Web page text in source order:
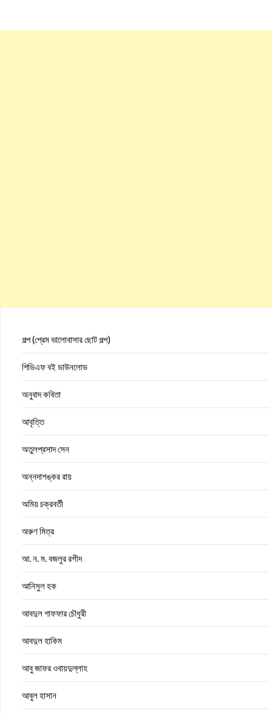
গল্প (প্রেম ভালোবাসার ছোট গল্প)
পিডিএফ বই ডাউনলোড
অনুবাদ কবিতা
আবৃত্তি
অতুলপ্রসাদ সেন
অন্নদাশঙ্কর রায়
অমিয় চক্রবর্তী
অরুণ মিত্র
আ. ন. ম. বজলুর রশীদ
আনিসুল হক
আবদুল গাফফার চৌধুরী
আবদুল হাকিম
আবু জাফর ওবায়দুল্লাহ
আবুল হাসান